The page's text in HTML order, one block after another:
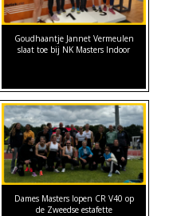
Goudhaantje Jannet Vermeulen
slaat toe bij NK Masters Indoor
Dames Masters lopen CR V40 op
de Zweedse estafette